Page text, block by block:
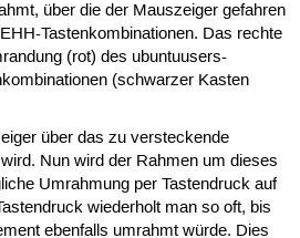
über die der Mauszeiger gefahren
Tastenkombinationen. Das rechte
(rot) des ubuntuusers-
(schwarzer Kasten
über das zu versteckende
Nun wird der Rahmen um dieses
Umrahmung per Tastendruck auf
wiederholt man so oft, bis
ebenfalls umrahmt würde. Dies